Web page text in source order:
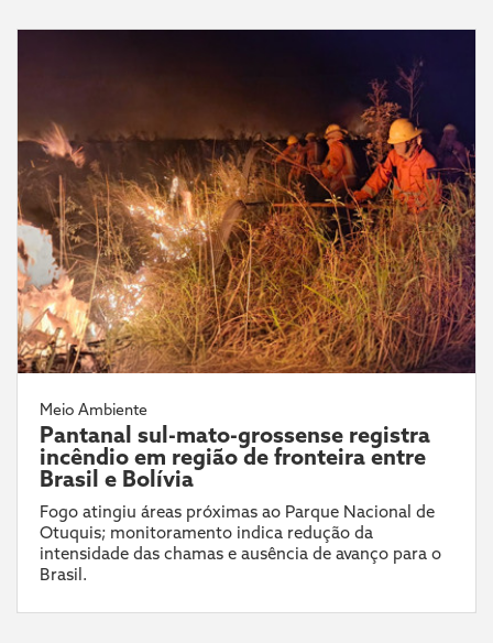
Meio Ambiente
Pantanal sul-mato-grossense registra
incêndio em região de fronteira entre
Brasil e Bolívia
Fogo atingiu áreas próximas ao Parque Nacional de
Otuquis; monitoramento indica redução da
intensidade das chamas e ausência de avanço para o
Brasil.